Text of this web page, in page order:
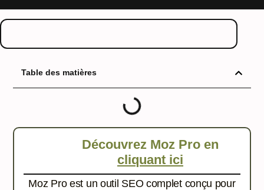
Table des matières
Découvrez Moz Pro en
cliquant ici
Moz Pro est un outil SEO complet conçu pour